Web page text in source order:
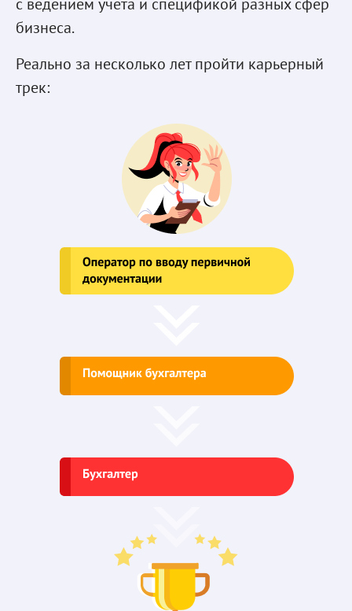
бизнеса.
Реально за несколько лет пройти карьерный
трек: